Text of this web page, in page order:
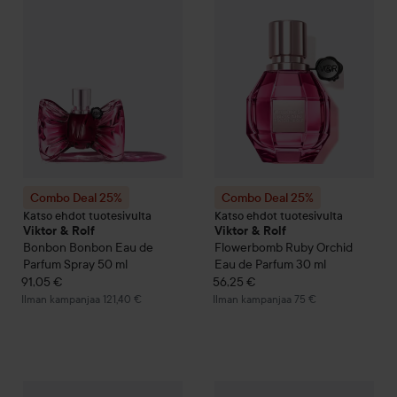
Combo Deal 25%
Katso ehdot tuotesivulta
Viktor & Rolf
Bonbon Bonbon Eau de
Parfum Spray 50 ml
91,05 €
Ilman kampanjaa 121,40 €
Combo Deal 25%
Katso ehdot tuotesivulta
Viktor & Rolf
Flowerbomb Ruby Orchid
Eau de Parfum 30 ml
56,25 €
Ilman kampanjaa 75 €